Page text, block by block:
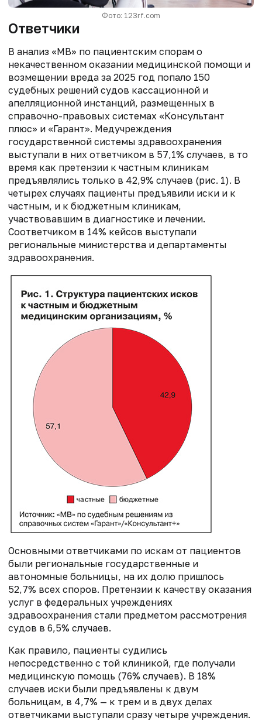
Фото: 123rf.com
Ответчики
В анализ «МВ» по пациентским спорам о
некачественном оказании медицинской помощи и
возмещении вреда за 2025 год попало 150
судебных решений судов кассационной и
апелляционной инстанций, размещенных в
справочно-правовых системах «Консультант
плюс» и «Гарант». Медучреждения
государственной системы здравоохранения
выступали в них ответчиком в 57,1% случаев, в то
время как претензии к частным клиникам
предъявлялись только в 42,9% случаев (рис. 1). В
четырех случаях пациенты предъявили иски и к
частным, и к бюджетным клиникам,
участвовавшим в диагностике и лечении.
Соответчиком в 14% кейсов выступали
региональные министерства и департаменты
здравоохранения.
Основными ответчиками по искам от пациентов
были региональные государственные и
автономные больницы, на их долю пришлось
52,7% всех споров. Претензии к качеству оказания
услуг в федеральных учреждениях
здравоохранения стали предметом рассмотрения
судов в 6,5% случаев.
Как правило, пациенты судились
непосредственно с той клиникой, где получали
медицинскую помощь (76% случаев). В 18%
случаев иски были предъявлены к двум
больницам, в 4,7% — к трем и в двух делах
ответчиками выступали сразу четыре учреждения.